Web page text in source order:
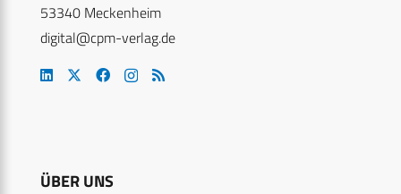
53340 Meckenheim
digital@cpm-verlag.de
ÜBER UNS